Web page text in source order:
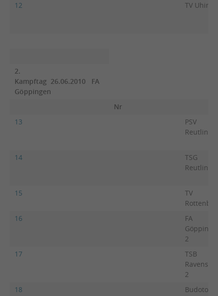
12 TV
2.
Kampftag 26.06.2010 FA
Göppingen
Nr
13
PSV
14
TSG
15
TV
16
FA
2
17
TSB
2
18
Budotomo